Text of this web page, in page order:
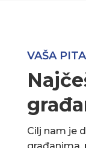
VAŠA
Cilj nam je